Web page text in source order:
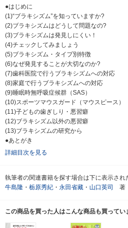
●はじめに
(1)“ブラキシズム”を知っていますか?
(2)ブラキシズムはどうして問題なの?
(3)ブラキシズムは発見しにくい！
(4)チェックしてみましょう
(5)ブラキシズム・タイプ別特徴
(6)なぜ発見することが大切なのか?
(7)歯科医院で行うブラキシズムへの対応
(8)家庭で行うブラキシズムへの対応
(9)睡眠時無呼吸症候群（SAS）
(10)スポーツマウスガード（マウスピース）
(11)子どもの歯ぎしり・悪習癖
(12)ブラキシズム以外の悪習癖
(13)ブラキシズムの研究から
●あとがき
詳細目次を見る
執筆者の関連書籍を探す場合は下に表示さ
牛島隆 ・ 栃原秀紀 ・ 永田省藏 ・ 山口英司 著
この商品を買った人はこんな商品も買ってい